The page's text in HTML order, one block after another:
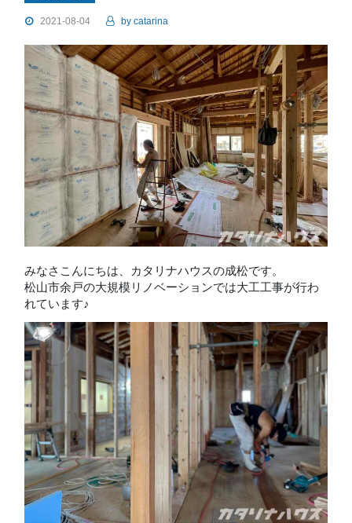
2021-08-04 by catarina
みなさこんにちは、カタリナハウスの成松です。
松山市余戸の大規模リノベーションでは大工工事が行わ
れています♪